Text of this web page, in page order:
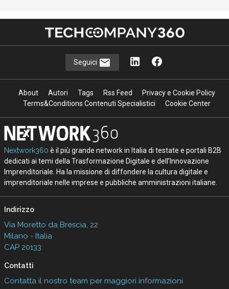
Seguici
About Autori Tags Rss Feed
Privacy e Cookie Policy
Terms&Conditions Contenuti Specialistici
Cookie Center
Nextwork360 è il più grande network in Italia di testate e portali B2B
dedicati ai temi della Trasformazione Digitale e dell’Innovazione
Imprenditoriale. Ha la missione di diffondere la cultura digitale e
imprenditoriale nelle imprese e pubbliche amministrazioni italiane.
Indirizzo
Via Moretto da Brescia, 22
Milano - Italia
CAP 20133
Contatti
Contatta il nostro team per maggiori informazioni